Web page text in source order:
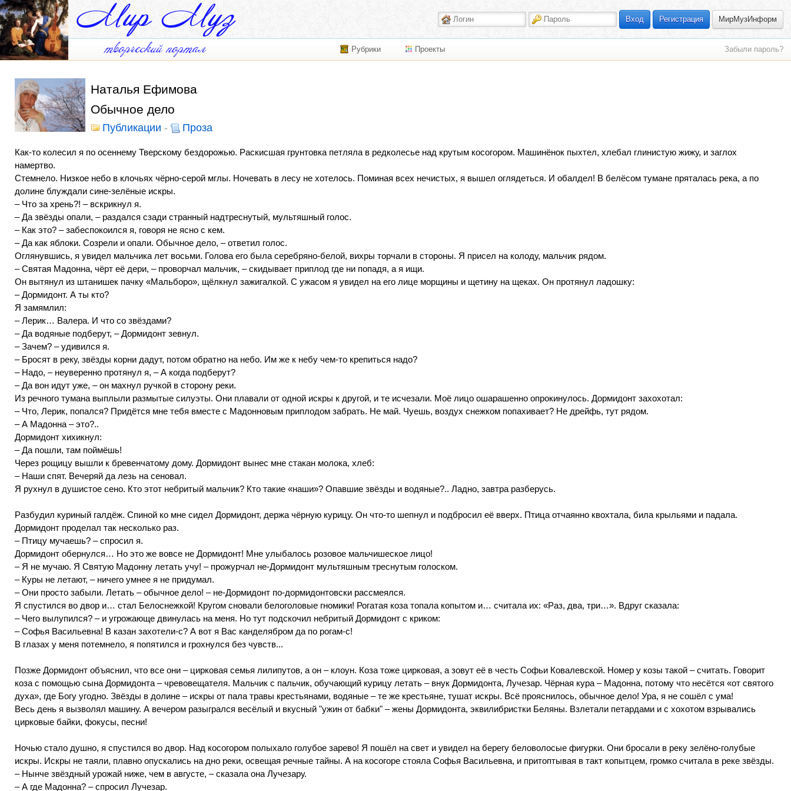
Вход Регистрация МирМузИнформ
Рубрики Проекты Забыли пароль?
Наталья Ефимова
Обычное дело
Публикации - Проза
Как-то колесил я по осеннему Тверскому бездорожью. Раскисшая грунтовка петляла в редколесье над крутым косогором. Машинёнок пыхтел, хлебал глинистую жижу, и заглох
намертво.
Стемнело. Низкое небо в клочьях чёрно-серой мглы. Ночевать в лесу не хотелось. Поминая всех нечистых, я вышел оглядеться. И обалдел! В белёсом тумане пряталась река, а по
долине блуждали сине-зелёные искры.
– Что за хрень?! – вскрикнул я.
– Да звёзды опали, – раздался сзади странный надтреснутый, мультяшный голос.
– Как это? – забеспокоился я, говоря не ясно с кем.
– Да как яблоки. Созрели и опали. Обычное дело, – ответил голос.
Оглянувшись, я увидел мальчика лет восьми. Голова его была серебряно-белой, вихры торчали в стороны. Я присел на колоду, мальчик рядом.
– Святая Мадонна, чёрт её дери, – проворчал мальчик, – скидывает приплод где ни попадя, а я ищи.
Он вытянул из штанишек пачку «Мальборо», щёлкнул зажигалкой. С ужасом я увидел на его лице морщины и щетину на щеках. Он протянул ладошку:
– Дормидонт. А ты кто?
Я замямлил:
– Лерик… Валера. И что со звёздами?
– Да водяные подберут, – Дормидонт зевнул.
– Зачем? – удивился я.
– Бросят в реку, звёзды корни дадут, потом обратно на небо. Им же к небу чем-то крепиться надо?
– Надо, – неуверенно протянул я, – А когда подберут?
– Да вон идут уже, – он махнул ручкой в сторону реки.
Из речного тумана выплыли размытые силуэты. Они плавали от одной искры к другой, и те исчезали. Моё лицо ошарашенно опрокинулось. Дормидонт захохотал:
– Что, Лерик, попался? Придётся мне тебя вместе с Мадонновым приплодом забрать. Не май. Чуешь, воздух снежком попахивает? Не дрейфь, тут рядом.
– А Мадонна – это?..
Дормидонт хихикнул:
– Да пошли, там поймёшь!
Через рощицу вышли к бревенчатому дому. Дормидонт вынес мне стакан молока, хлеб:
– Наши спят. Вечеряй да лезь на сеновал.
Я рухнул в душистое сено. Кто этот небритый мальчик? Кто такие «наши»? Опавшие звёзды и водяные?.. Ладно, завтра разберусь.
Разбудил куриный галдёж. Спиной ко мне сидел Дормидонт, держа чёрную курицу. Он что-то шепнул и подбросил её вверх. Птица отчаянно квохтала, била крыльями и падала.
Дормидонт проделал так несколько раз.
– Птицу мучаешь? – спросил я.
Дормидонт обернулся… Но это же вовсе не Дормидонт! Мне улыбалось розовое мальчишеское лицо!
– Я не мучаю. Я Святую Мадонну летать учу! – прожурчал не-Дормидонт мультяшным треснутым голоском.
– Куры не летают, – ничего умнее я не придумал.
– Они просто забыли. Летать – обычное дело! – не-Дормидонт по-дормидонтовски рассмеялся.
Я спустился во двор и… стал Белоснежкой! Кругом сновали белоголовые гномики! Рогатая коза топала копытом и… считала их: «Раз, два, три…». Вдруг сказала:
– Чего вылупился? – и угрожающе двинулась на меня. Но тут подскочил небритый Дормидонт с криком:
– Софья Васильевна! В казан захотели-с? А вот я Вас канделябром да по рогам-с!
В глазах у меня потемнело, я попятился и грохнулся без чувств...
Позже Дормидонт объяснил, что все они – цирковая семья лилипутов, а он – клоун. Коза тоже цирковая, а зовут её в честь Софьи Ковалевской. Номер у козы такой – считать. Говорит
коза с помощью сына Дормидонта – чревовещателя. Мальчик с пальчик, обучающий курицу летать – внук Дормидонта, Лучезар. Чёрная кура – Мадонна, потому что несётся «от святого
духа», где Богу угодно. Звёзды в долине – искры от пала травы крестьянами, водяные – те же крестьяне, тушат искры. Всё прояснилось, обычное дело! Ура, я не сошёл с ума!
Весь день я вызволял машину. А вечером разыгрался весёлый и вкусный "ужин от бабки" – жены Дормидонта, эквилибристки Беляны. Взлетали петардами и с хохотом взрывались
цирковые байки, фокусы, песни!
Ночью стало душно, я спустился во двор. Над косогором полыхало голубое зарево! Я пошёл на свет и увидел на берегу беловолосые фигурки. Они бросали в реку зелёно-голубые
искры. Искры не таяли, плавно опускались на дно реки, освещая речные тайны. А на косогоре стояла Софья Васильевна, и притоптывая в такт копытцем, громко считала в реке звёзды.
– Нынче звёздный урожай ниже, чем в августе, – сказала она Лучезару.
– А где Мадонна? – спросил Лучезар.